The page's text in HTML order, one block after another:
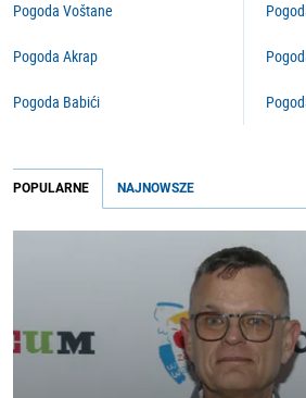
Pogoda Voštane
Pogoda Akrap
Pogoda Babići
POPULARNE NAJNOWSZE